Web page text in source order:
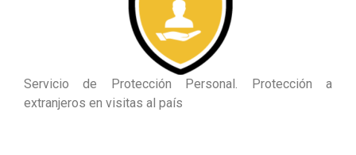
Servicio de Protección Personal. Protección a
extranjeros en visitas al país